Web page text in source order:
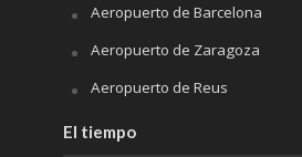
Aeropuerto de Barcelona
Aeropuerto de Zaragoza
Aeropuerto de Reus
El tiempo